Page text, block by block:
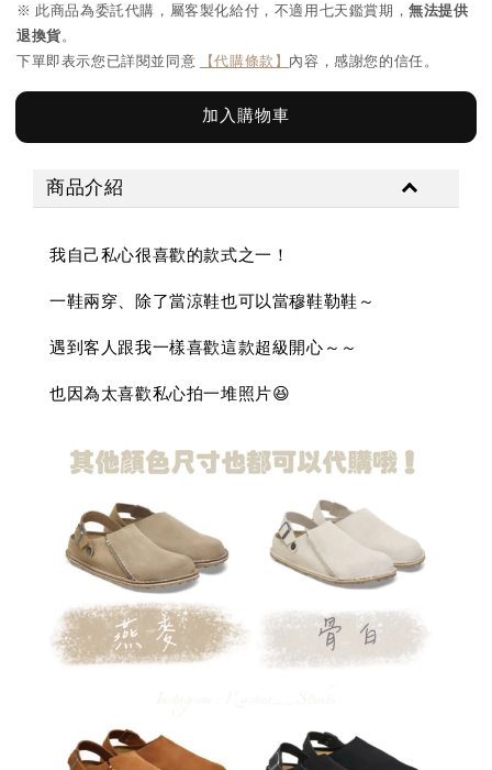
※ 此商品為委託代購，屬客製化給付，不適用七天鑑賞期，無法提供
退換貨。
下單即表示您已詳閱並同意
【代購條款】 內容，感謝您的信任。
加入購物車
商品介紹
我自己私心很喜歡的款式之一！
一鞋兩穿、除了當涼鞋也可以當穆鞋勒鞋～
遇到客人跟我一樣喜歡這款超級開心～～
也因為太喜歡私心拍一堆照片😆